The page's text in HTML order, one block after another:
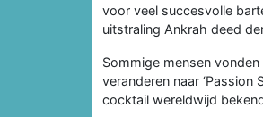
voor veel succesvolle
uitstraling Ankrah deed
Sommige mensen
veranderen naar
cocktail wereldwijd